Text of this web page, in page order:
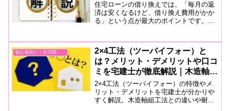
住宅ローンの借り換えでは、「毎月の返
済は安くなるけど、借り換え費用がかか
る」という点が最大のポイントです。つ
す。シミュレーション条件 借入残高：
3,000万円 残り返済...
2×4工法（ツーバイフォー）と
は？メリット・デメリットや口コ
ミを宅建士が徹底解説｜木造軸組
との違いも比較
2×4工法（ツーバイフォー）の特徴やメ
リット・デメリットを宅建士が分かりや
すく解説。木造軸組工法との違いや耐震